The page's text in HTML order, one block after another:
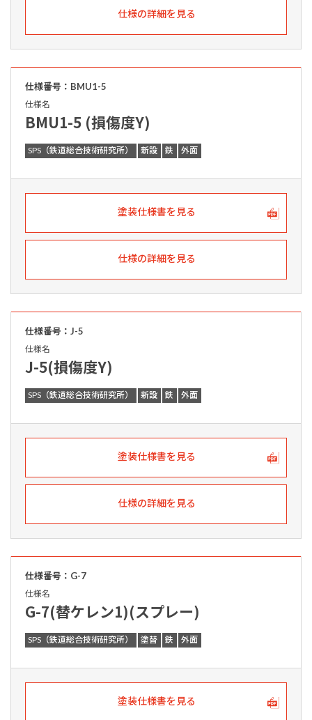
仕様の詳細を見る
仕様番号：BMU1-5
仕様名
BMU1-5 (損傷度Y)
SPS（鉄道総合技術研究所） 新設 鉄 外面
塗装仕様書を見る
仕様の詳細を見る
仕様番号：J-5
仕様名
J-5(損傷度Y)
SPS（鉄道総合技術研究所） 新設 鉄 外面
塗装仕様書を見る
仕様の詳細を見る
仕様番号：G-7
仕様名
G-7(替ケレン1)(スプレー)
SPS（鉄道総合技術研究所） 塗替 鉄 外面
塗装仕様書を見る